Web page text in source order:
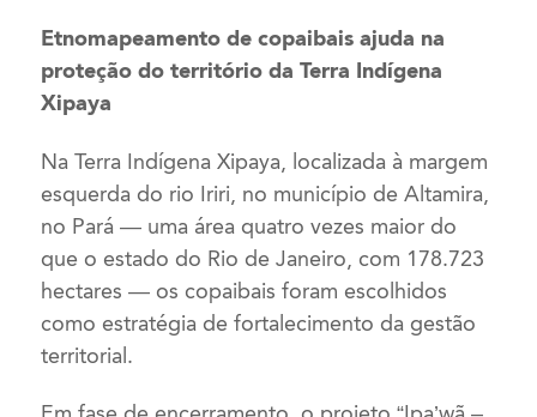
Etnomapeamento de copaibais ajuda na
proteção do território da Terra Indígena
Xipaya
Na Terra Indígena Xipaya, localizada à margem
esquerda do rio Iriri, no município de Altamira,
no Pará — uma área quatro vezes maior do
que o estado do Rio de Janeiro, com 178.723
hectares — os copaibais foram escolhidos
como estratégia de fortalecimento da gestão
territorial.